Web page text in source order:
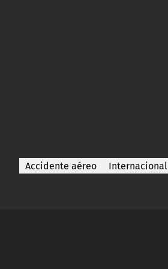
Accidente aéreo Internacional